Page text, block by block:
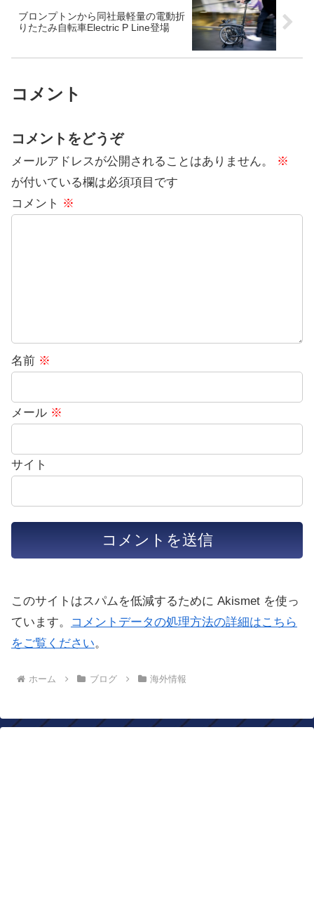
ブロンプトンから同社最軽量の電動折
りたたみ自転車Electric P Line登場
コメント
コメントをどうぞ
メールアドレスが公開されることはありません。
※
が付いている欄は必須項目です
コメント ※
名前 ※
メール ※
サイト
このサイトはスパムを低減するために Akismet を使っ
ています。
コメントデータの処理方法の詳細はこちら
をご覧ください。
ホーム ブログ 海外情報